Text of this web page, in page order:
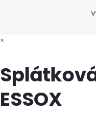
×
ESSOX